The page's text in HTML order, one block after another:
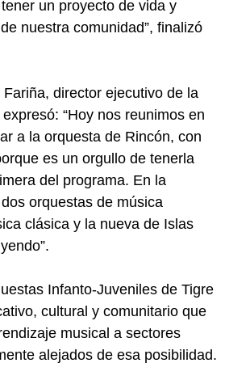
un proyecto de vida y
nuestra comunidad”, finalizó
director ejecutivo de la
“Hoy nos reunimos en
a la orquesta de Rincón, con
es un orgullo de tenerla
del programa. En la
orquestas de música
clásica y la nueva de Islas
Infanto-Juveniles de Tigre
cultural y comunitario que
musical a sectores
alejados de esa posibilidad.